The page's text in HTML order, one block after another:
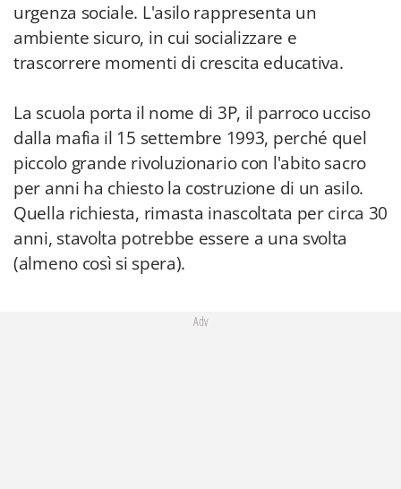
urgenza sociale. L'asilo rappresenta un
ambiente sicuro, in cui socializzare e
trascorrere momenti di crescita educativa.
La scuola porta il nome di 3P, il parroco ucciso
dalla mafia il 15 settembre 1993, perché quel
piccolo grande rivoluzionario con l'abito sacro
per anni ha chiesto la costruzione di un asilo.
Quella richiesta, rimasta inascoltata per circa 30
anni, stavolta potrebbe essere a una svolta
(almeno così si spera).
Adv